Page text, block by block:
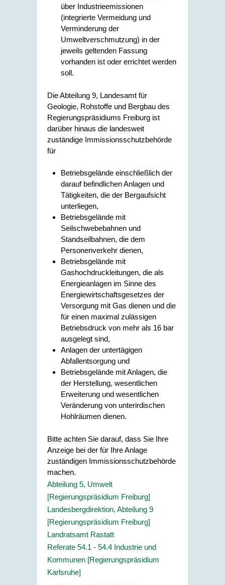
über Industrieemissionen
(integrierte Vermeidung und
Verminderung der
Umweltverschmutzung) in der
jeweils geltenden Fassung
vorhanden ist oder errichtet werden
soll.
Die Abteilung 9, Landesamt für
Geologie, Rohstoffe und Bergbau des
Regierungspräsidiums Freiburg ist
darüber hinaus die landesweit
zuständige Immissionsschutzbehörde
für
Betriebsgelände einschließlich der
darauf befindlichen Anlagen und
Tätigkeiten, die der Bergaufsicht
unterliegen,
Betriebsgelände mit
Seilschwebebahnen und
Standseilbahnen, die dem
Personenverkehr dienen,
Betriebsgelände mit
Gashochdruckleitungen, die als
Energieanlagen im Sinne des
Energiewirtschaftsgesetzes der
Versorgung mit Gas dienen und die
für einen maximal zulässigen
Betriebsdruck von mehr als 16 bar
ausgelegt sind,
Anlagen der untertägigen
Abfallentsorgung und
Betriebsgelände mit Anlagen, die
der Herstellung, wesentlichen
Erweiterung und wesentlichen
Veränderung von unterirdischen
Hohlräumen dienen.
Bitte achten Sie darauf, dass Sie Ihre
Anzeige bei der für Ihre Anlage
zuständigen Immissionsschutzbehörde
machen.
Abteilung 5, Umwelt
[Regierungspräsidium Freiburg]
Landesbergdirektion, Abteilung 9
[Regierungspräsidium Freiburg]
Landratsamt Rastatt
Referate 54.1 - 54.4 Industrie und
Kommunen [Regierungspräsidium
Karlsruhe]